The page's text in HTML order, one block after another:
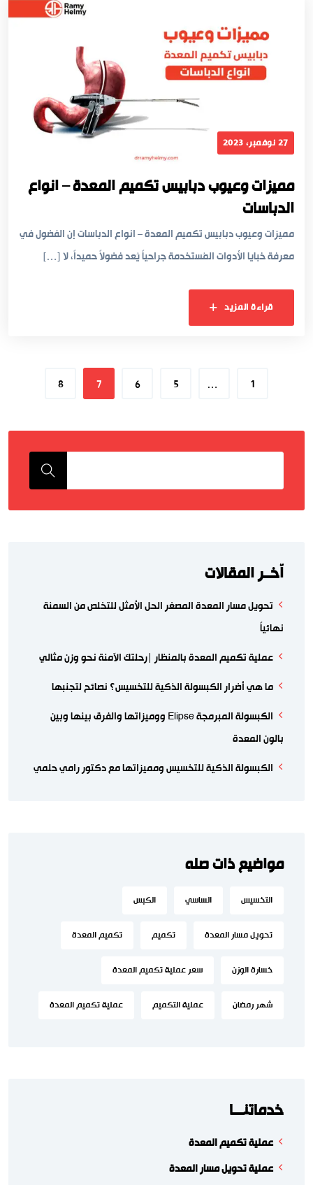
27 نوفمبر، 2023
مميزات وعيوب دبابيس تكميم المعدة – انواع
الدباسات
مميزات وعيوب دبابيس تكميم المعدة – انواع الدباسات إن الفضول في
معرفة خبايا الأدوات المُستخدمة جراحياً يُعد فضولاً حميداً، لا […]
قراءة المزيد
1
…
5
6
7
8
اّخــر المقالات
تحويل مسار المعدة المصغر الحل الأمثل للتخلص من السمنة
نهائياً
عملية تكميم المعدة بالمنظار |رحلتك الآمنة نحو وزن مثالي
ما هي أضرار الكبسولة الذكية للتخسيس؟ نصائح لتجنبها
الكبسولة المبرمجة Elipse ووميزاتها والفرق بينها وبين
بالون المعدة
الكبسولة الذكية للتخسيس ومميزاتها مع دكتور رامي حلمي
مواضيع ذات صله
التخسيس الساسي الكبس
تحويل مسار المعدة تكميم تكميم المعدة
خسارة الوزن سعر عملية تكميم المعدة
شهر رمضان عملية التكميم عملية تكميم المعدة
خدماتنـــا
عملية تكميم المعدة
عملية تحويل مسار المعدة